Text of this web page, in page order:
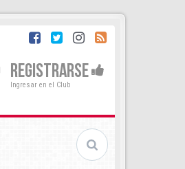
REGISTRARSE
Ingresar en el Club